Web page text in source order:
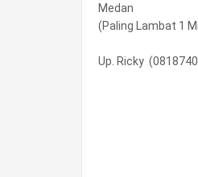
Medan
(Paling Lambat 1
Up. Ricky